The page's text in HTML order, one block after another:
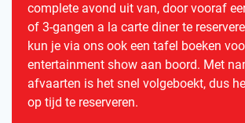
complete avond uit van, door vooraf
of 3-gangen a la carte diner te
kun je via ons ook een tafel boeken
entertainment show aan boord. Met
afvaarten is het snel volgeboekt, dus
op tijd te reserveren.